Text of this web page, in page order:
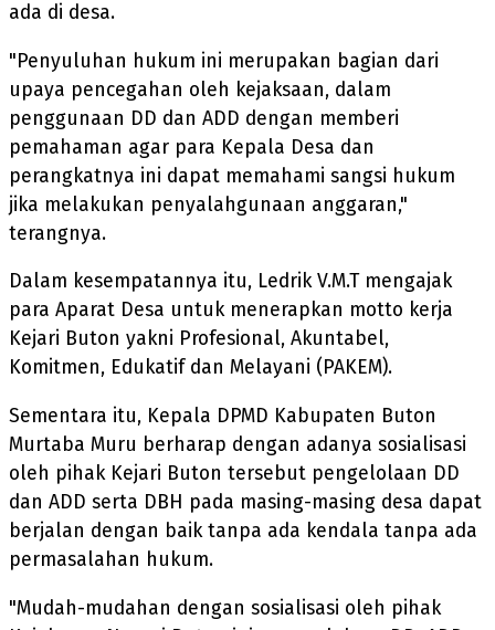
ada di desa.
"Penyuluhan hukum ini merupakan bagian dari
upaya pencegahan oleh kejaksaan, dalam
penggunaan DD dan ADD dengan memberi
pemahaman agar para Kepala Desa dan
perangkatnya ini dapat memahami sangsi hukum
jika melakukan penyalahgunaan anggaran,"
terangnya.
Dalam kesempatannya itu, Ledrik V.M.T mengajak
para Aparat Desa untuk menerapkan motto kerja
Kejari Buton yakni Profesional, Akuntabel,
Komitmen, Edukatif dan Melayani (PAKEM).
Sementara itu, Kepala DPMD Kabupaten Buton
Murtaba Muru berharap dengan adanya sosialisasi
oleh pihak Kejari Buton tersebut pengelolaan DD
dan ADD serta DBH pada masing-masing desa dapat
berjalan dengan baik tanpa ada kendala tanpa ada
permasalahan hukum.
"Mudah-mudahan dengan sosialisasi oleh pihak